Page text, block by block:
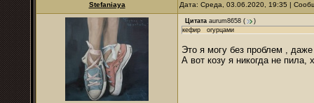
Stefaniaya Дата: Среда, 03.06.2020, 19:35 |
Цитата aurum8658 (
)
кефир огурцами
Это я могу без проблем ,
А вот козу я никогда не